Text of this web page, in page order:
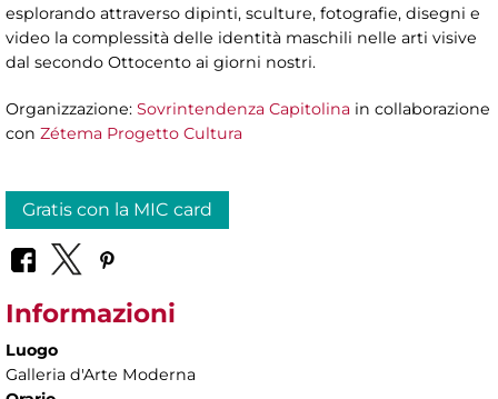
esplorando attraverso dipinti, sculture, fotografie, disegni e
video la complessità delle identità maschili nelle arti visive
dal secondo Ottocento ai giorni nostri.
Organizzazione: Sovrintendenza Capitolina in collaborazione
con Zétema Progetto Cultura
Gratis con la MIC card
Informazioni
Luogo
Galleria d'Arte Moderna